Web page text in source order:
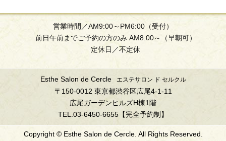
営業時間／AM9:00～PM6:00（受付）
前日午前までご予約の方のみ AM8:00～（早朝可）
定休日／不定休
Esthe Salon de Cercle エステサロン ド セルクル
〒150-0012 東京都渋谷区広尾4-1-11
広尾ガーデンヒルズH棟1階
TEL.03-6450-6655【完全予約制】
Copyright © Esthe Salon de Cercle. All Rights Reserved.